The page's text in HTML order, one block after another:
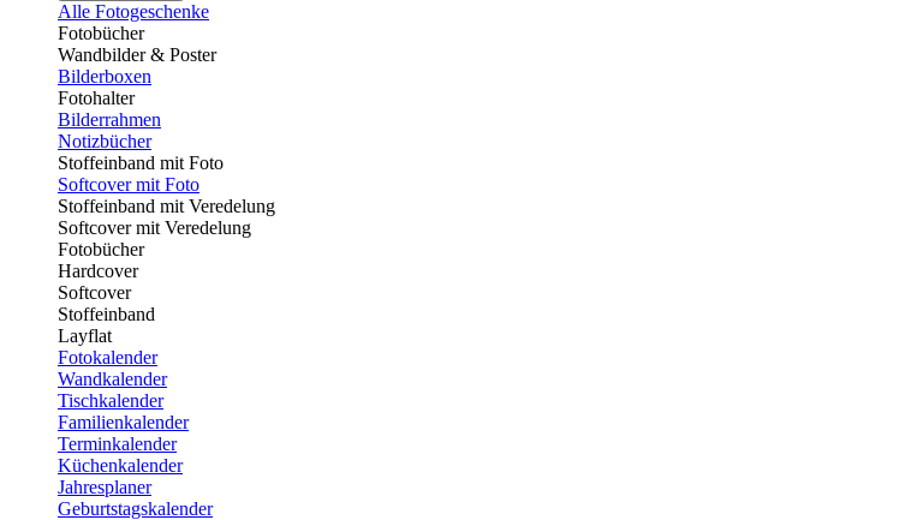
Alle Fotogeschenke
Fotobücher
Wandbilder & Poster
Bilderboxen
Fotohalter
Bilderrahmen
Notizbücher
Stoffeinband mit Foto
Softcover mit Foto
Stoffeinband mit Veredelung
Softcover mit Veredelung
Fotobücher
Hardcover
Softcover
Stoffeinband
Layflat
Fotokalender
Wandkalender
Tischkalender
Familienkalender
Terminkalender
Küchenkalender
Jahresplaner
Geburtstagskalender